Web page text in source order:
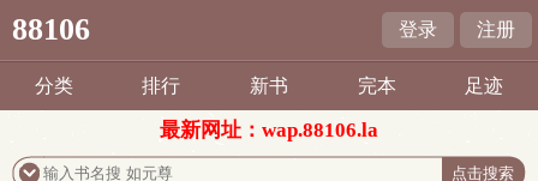
88106 登录 注册
分类 排行 新书 完本 足迹
最新网址：wap.88106.la